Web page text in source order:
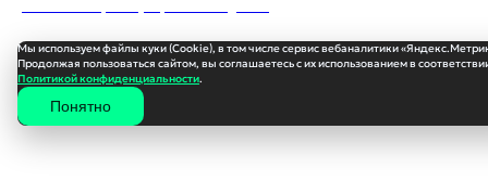
Мы используем файлы куки (Cookie), в том числе сервис вебаналитики
Продолжая пользоваться сайтом, вы соглашаетесь с их использованием в
Политикой конфиденциальности.
Понятно